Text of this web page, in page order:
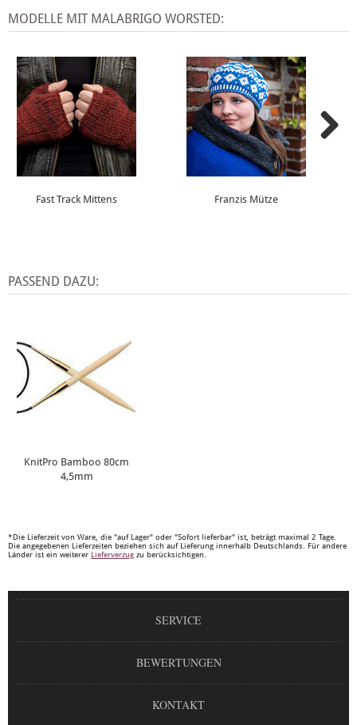
MODELLE MIT MALABRIGO WORSTED:
Fast Track Mittens Franzis Mütze
PASSEND DAZU:
KnitPro Bamboo 80cm
4,5mm
*Die Lieferzeit von Ware, die "auf Lager" oder "Sofort lieferbar" ist, beträgt maximal 2 Tage.
Die angegebenen Lieferzeiten beziehen sich auf Lieferung innerhalb Deutschlands. Für andere
Länder ist ein weiterer Lieferverzug zu berücksichtigen.
SERVICE
BEWERTUNGEN
KONTAKT